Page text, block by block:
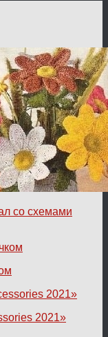
со схемами
2021»